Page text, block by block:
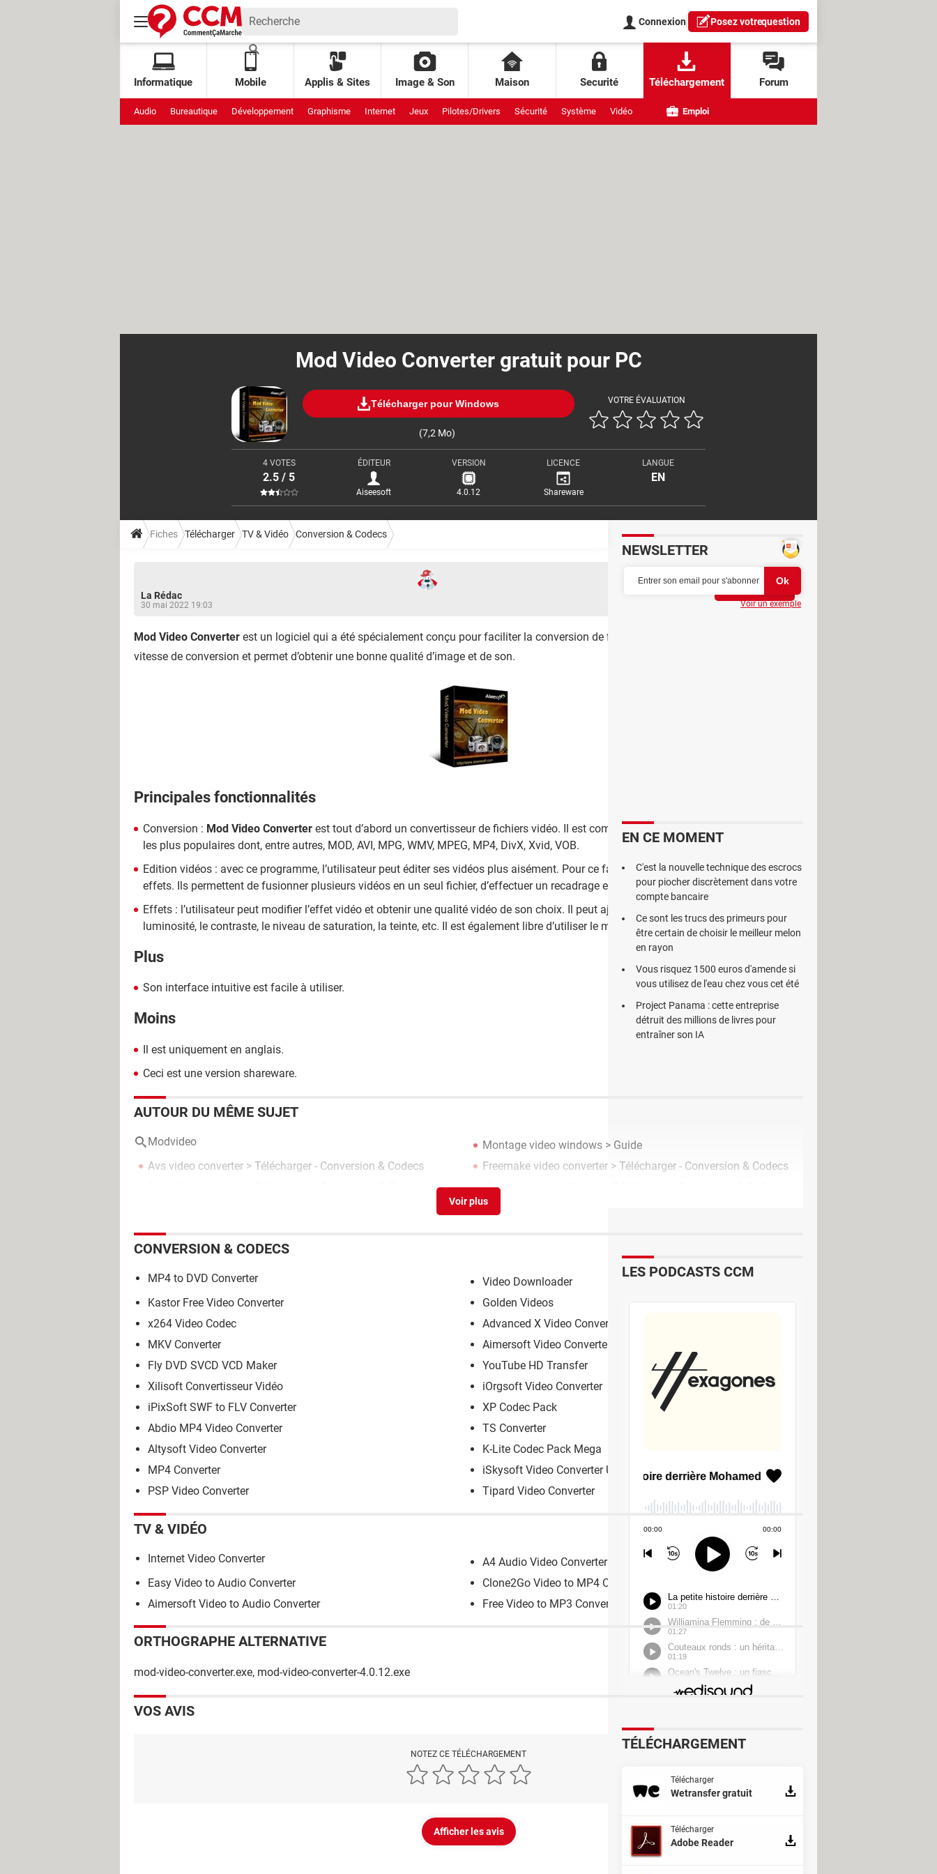
Connexion Posez votrequestion
Informatique Mobile Applis & Sites Image & Son Maison Securité Téléchargement Forum
Audio Bureautique Développement Graphisme Internet Jeux Pilotes/Drivers Sécurité Système Vidéo Emploi
Mod Video Converter gratuit pour PC
Télécharger pour Windows
(7,2 Mo)
VOTRE ÉVALUATION
4 VOTES
2.5 / 5
ÉDITEUR
Aiseesoft
VERSION
4.0.12
LICENCE
Shareware
LANGUE
EN
Fiches Télécharger TV & Vidéo Conversion & Codecs
La Rédac
30 mai 2022 19:03
Mod Video Converter est un logiciel qui a été spécialement conçu pour faciliter la conversion de fichiers vidéo. Il est doté d’une grande
vitesse de conversion et permet d’obtenir une bonne qualité d’image et de son.
Principales fonctionnalités
Conversion : Mod Video Converter est tout d’abord un convertisseur de fichiers vidéo. Il est compatible avec la majorité des formats
les plus populaires dont, entre autres, MOD, AVI, MPG, WMV, MPEG, MP4, DivX, Xvid, VOB.
Edition vidéos : avec ce programme, l’utilisateur peut éditer ses vidéos plus aisément. Pour ce faire, il dispose de plusieurs options et
effets. Ils permettent de fusionner plusieurs vidéos en un seul fichier, d’effectuer un recadrage et autres.
Effets : l’utilisateur peut modifier l’effet vidéo et obtenir une qualité vidéo de son choix. Il peut ajuster selon ses convenances, la
luminosité, le contraste, le niveau de saturation, la teinte, etc. Il est également libre d’utiliser le mode
zoomet d’autres paramètres.
Plus
Son interface intuitive est facile à utiliser.
Moins
Il est uniquement en anglais.
Ceci est une version shareware.
AUTOUR DU MÊME SUJET
Modvideo Montage video windows > Guide
Avs video converter > Télécharger - Conversion & Codecs Freemake video converter > Télécharger - Conversion & Codecs
Video converter ultimate
CONVERSION & CODECS
MP4 to DVD Converter
Video Downloader
Kastor Free Video Converter
Golden Videos
x264 Video Codec
Advanced X Video Converter
MKV Converter
Aimersoft Video Converter Ultimate
Fly DVD SVCD VCD Maker
YouTube HD Transfer
Xilisoft Convertisseur Vidéo
iOrgsoft Video Converter
iPixSoft SWF to FLV Converter
XP Codec Pack
Abdio MP4 Video Converter
TS Converter
Altysoft Video Converter
K-Lite Codec Pack Mega
MP4 Converter
iSkysoft Video Converter Ultimate
PSP Video Converter
Tipard Video Converter
TV & VIDÉO
Internet Video Converter
A4 Audio Video Converter
Easy Video to Audio Converter
Clone2Go Video to MP4 Converter
Aimersoft Video to Audio Converter
Free Video to MP3 Converter
ORTHOGRAPHE ALTERNATIVE
mod-video-converter.exe, mod-video-converter-4.0.12.exe
VOS AVIS
NOTEZ CE TÉLÉCHARGEMENT
Afficher les avis
NEWSLETTER
Voir un exemple
EN CE MOMENT
C'est la nouvelle technique des escrocs
pour piocher discrètement dans votre
compte bancaire
Ce sont les trucs des primeurs pour
être certain de choisir le meilleur melon
en rayon
Vous risquez 1500 euros d'amende si
vous utilisez de l'eau chez vous cet été
Project Panama : cette entreprise
détruit des millions de livres pour
entraîner son IA
LES PODCASTS CCM
TÉLÉCHARGEMENT
Télécharger
Wetransfer gratuit
Télécharger
Adobe Reader